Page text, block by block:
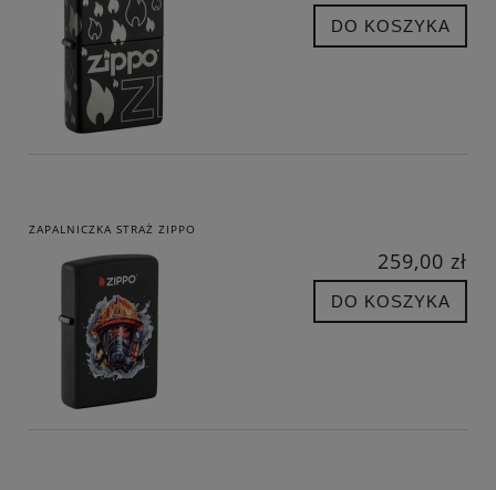
DO KOSZYKA
ZAPALNICZKA STRAŻ ZIPPO
259,00 zł
DO KOSZYKA